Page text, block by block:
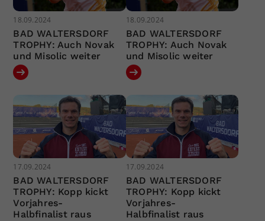
18.09.2024
BAD WALTERSDORF
TROPHY: Auch Novak
und Misolic weiter
18.09.2024
BAD WALTERSDORF
TROPHY: Auch Novak
und Misolic weiter
17.09.2024
BAD WALTERSDORF
TROPHY: Kopp kickt
Vorjahres-
Halbfinalist raus
17.09.2024
BAD WALTERSDORF
TROPHY: Kopp kickt
Vorjahres-
Halbfinalist raus